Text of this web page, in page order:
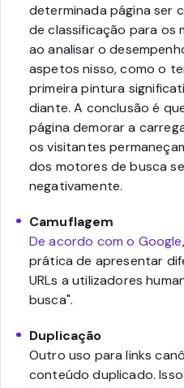
determinada página ser
de classificação para os
ao analisar o
aspetos nisso, como o
primeira pintura
diante. A conclusão é
página demorar a
os visitantes
dos motores de busca
negativamente.
Camuflagem
De acordo com o Google
prática de apresentar
URLs a utilizadores
busca".
Duplicação
Outro uso para links
conteúdo duplicado.